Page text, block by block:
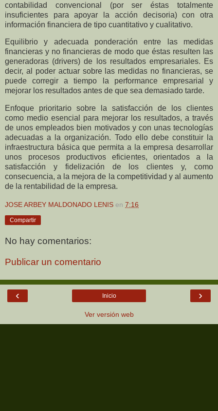
contabilidad convencional (por ser éstas totalmente
insuficientes para apoyar la acción decisoria) con otra
información financiera de tipo cuantitativo y cualitativo.
Equilibrio y adecuada ponderación entre las medidas
financieras y no financieras de modo que éstas resulten las
generadoras (drivers) de los resultados empresariales. Es
decir, al poder actuar sobre las medidas no financieras, se
puede corregir a tiempo la performance empresarial y
mejorar los resultados antes de que sea demasiado tarde.
Enfoque prioritario sobre la satisfacción de los clientes
como medio esencial para mejorar los resultados, a través
de unos empleados bien motivados y con unas tecnologías
adecuadas a
la organización. Todoello debe constituir la
infraestructura básica que permita a la empresa desarrollar
unos procesos productivos eficientes, orientados a la
satisfacción y fidelización de los clientes y, como
consecuencia, a la mejora de la competitividad y al aumento
de la rentabilidad de la empresa.
JOSE ARBEY MALDONADO LENIS en 7:16
Compartir
No hay comentarios:
Publicar un comentario
‹ ›
Inicio
Ver versión web